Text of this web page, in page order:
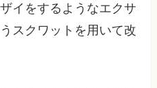
イをするようなエクサ
スクワットを用いて改